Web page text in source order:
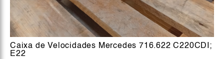
Caixa de Velocidades Mercedes 716.622 C220CDI;
E22